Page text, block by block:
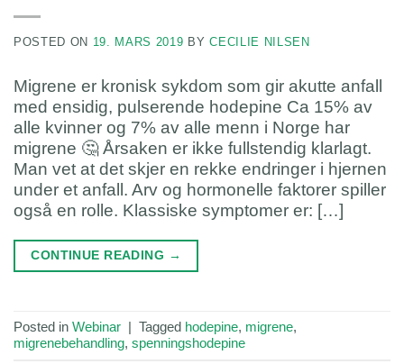
POSTED ON 19. MARS 2019 BYCECILIE NILSEN
Migrene er kronisk sykdom som gir akutte anfall
med ensidig, pulserende hodepine Ca 15% av
alle kvinner og 7% av alle menn i Norge har
migrene 🤔 Årsaken er ikke fullstendig klarlagt.
Man vet at det skjer en rekke endringer i hjernen
under et anfall. Arv og hormonelle faktorer spiller
også en rolle. Klassiske symptomer er: […]
CONTINUE READING →
Posted in Webinar | Tagged hodepine, migrene,
migrenebehandling, spenningshodepine